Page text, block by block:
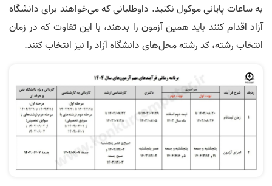
به ساعات پایانی موکول نکنید. داوطلبانی که می‌خواهند برای دانشگاه
آزاد اقدام کنند باید همین آزمون را بدهند، با این تفاوت که در زمان
انتخاب رشته، کد رشته‌ محل‌های دانشگاه آزاد را نیز انتخاب کنند.